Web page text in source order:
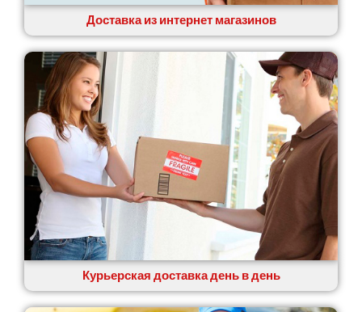
Доставка из интернет магазинов
Курьерская доставка день в день